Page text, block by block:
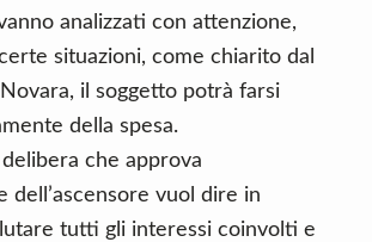
analizzati con attenzione,
situazioni, come chiarito dal
il soggetto potrà farsi
della spesa.
che approva
dell’ascensore vuol dire in
tutti gli interessi coinvolti e